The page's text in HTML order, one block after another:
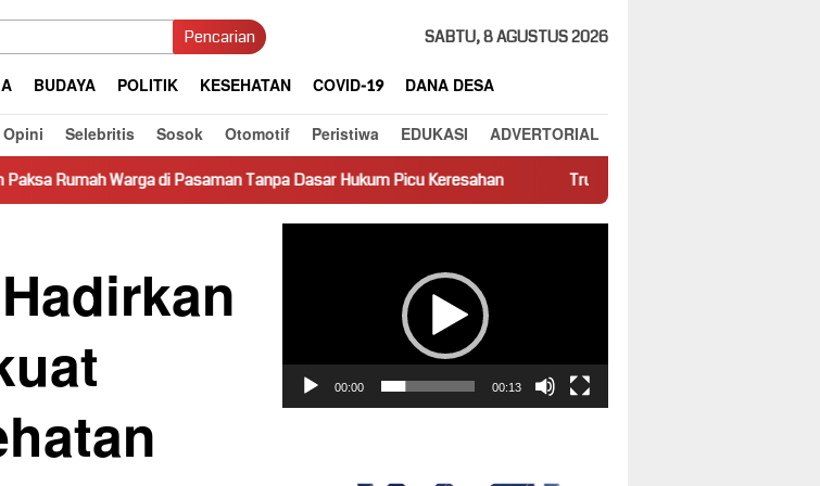
Pencarian SABTU, 8 AGUSTUS 2026
BUDAYA POLITIK KESEHATAN COVID-19
DANA DESA
Opini Selebritis Sosok Otomotif Peristiwa EDUKASI ADVERTORIAL
di Pasaman Tanpa Dasar Hukum Picu Keresahan Truk Miring Hambat Arus Lalu Lintas di Jalan
00:00 00:13